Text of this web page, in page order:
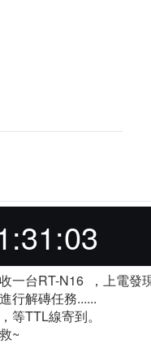
一台RT-N16 ，上電發
行解磚任務......
等TTL線寄到。
~